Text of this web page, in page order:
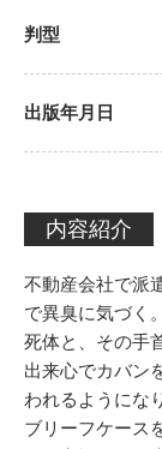
判型
出版年月日
内容紹介
不動産会社で派
で異臭に気づく
死体と、その手
出来心でカバン
われるようにな
ブリーフケース